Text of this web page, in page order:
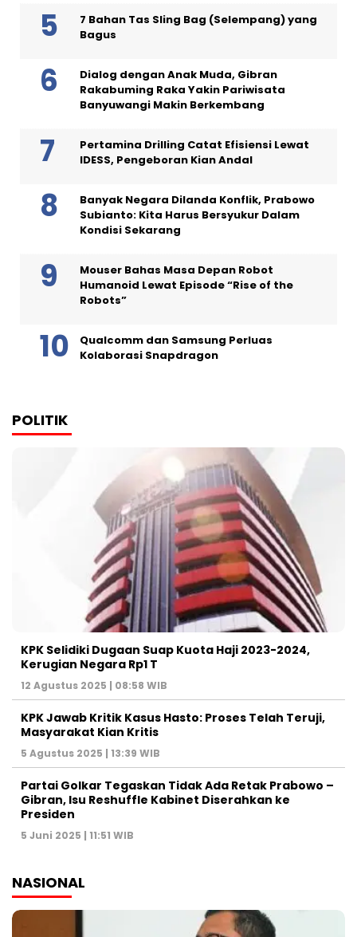
7 Bahan Tas Sling Bag (Selempang) yang
Bagus
Dialog dengan Anak Muda, Gibran
Rakabuming Raka Yakin Pariwisata
Banyuwangi Makin Berkembang
Pertamina Drilling Catat Efisiensi Lewat
IDESS, Pengeboran Kian Andal
Banyak Negara Dilanda Konflik, Prabowo
Subianto: Kita Harus Bersyukur Dalam
Kondisi Sekarang
Mouser Bahas Masa Depan Robot
Humanoid Lewat Episode “Rise of the
Robots”
Qualcomm dan Samsung Perluas
Kolaborasi Snapdragon
POLITIK
KPK Selidiki Dugaan Suap Kuota Haji 2023-2024,
Kerugian Negara Rp1 T
12 Agustus 2025 | 08:58 WIB
KPK Jawab Kritik Kasus Hasto: Proses Telah Teruji,
Masyarakat Kian Kritis
5 Agustus 2025 | 13:39 WIB
Partai Golkar Tegaskan Tidak Ada Retak Prabowo –
Gibran, Isu Reshuffle Kabinet Diserahkan ke
Presiden
5 Juni 2025 | 11:51 WIB
NASIONAL